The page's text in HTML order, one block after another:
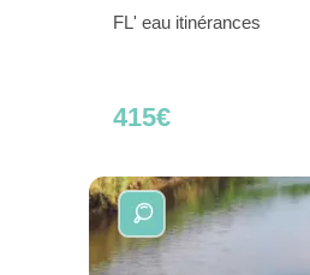
FL' eau itinérances
415€